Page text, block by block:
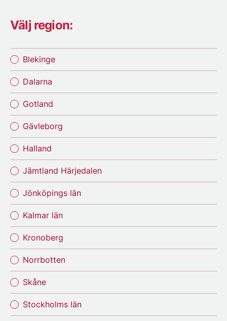
Välj region:
Blekinge
Dalarna
Gotland
Gävleborg
Halland
Jämtland Härjedalen
Jönköpings län
Kalmar län
Kronoberg
Norrbotten
Skåne
Stockholms län